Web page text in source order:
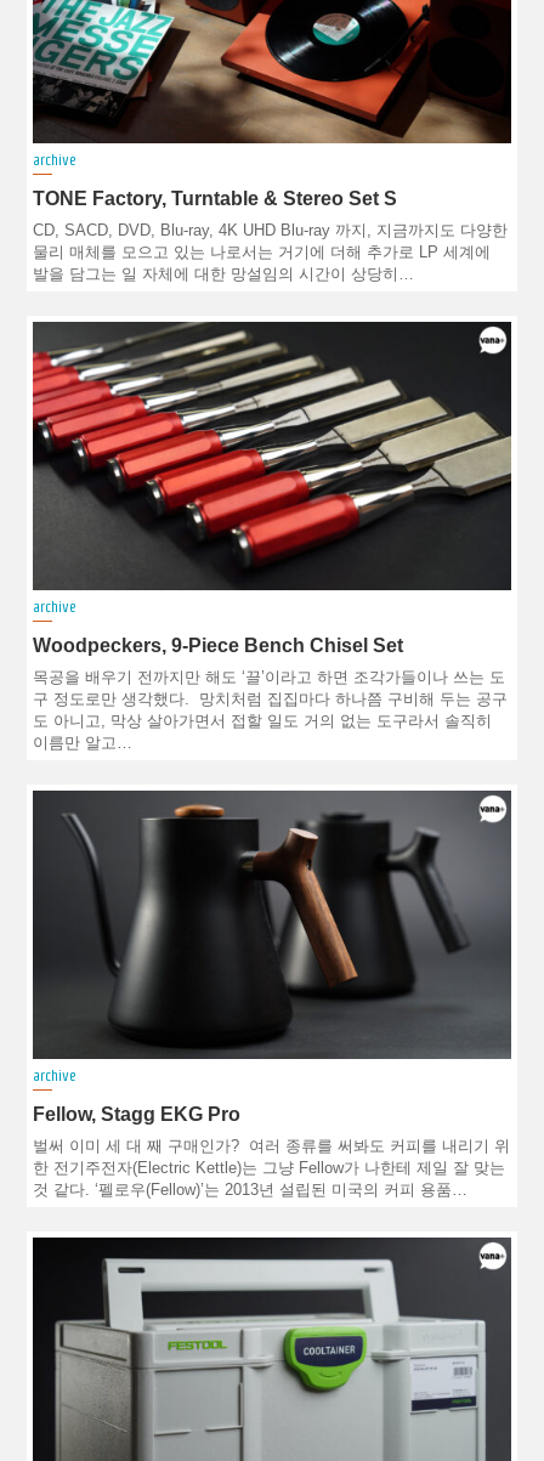
archive
TONE Factory, Turntable & Stereo Set S
CD, SACD, DVD, Blu-ray, 4K UHD Blu-ray 까지, 지금까지도 다양한
물리 매체를 모으고 있는 나로서는 거기에 더해 추가로 LP 세계에
발을 담그는 일 자체에 대한 망설임의 시간이 상당히…
archive
Woodpeckers, 9-Piece Bench Chisel Set
목공을 배우기 전까지만 해도 ‘끌’이라고 하면 조각가들이나 쓰는 도
구 정도로만 생각했다. 망치처럼 집집마다 하나쯤 구비해 두는 공구
도 아니고, 막상 살아가면서 접할 일도 거의 없는 도구라서 솔직히
이름만 알고…
archive
Fellow, Stagg EKG Pro
벌써 이미 세 대 째 구매인가? 여러 종류를 써봐도 커피를 내리기 위
한 전기주전자(Electric Kettle)는 그냥 Fellow가 나한테 제일 잘 맞는
것 같다. ‘펠로우(Fellow)’는 2013년 설립된 미국의 커피 용품…